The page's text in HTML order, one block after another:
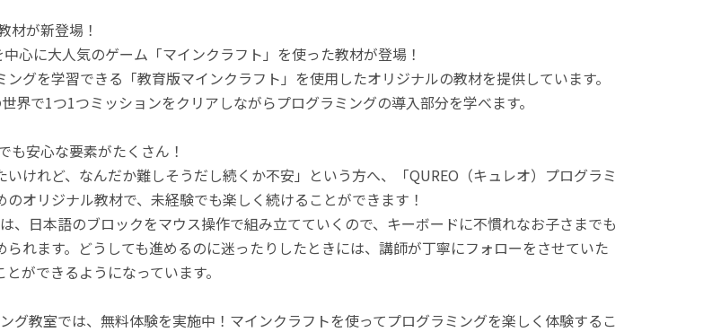
が新登場！
心に大人気のゲーム「マインクラフト」を使った教材が登場！
グを学習できる「教育版マインクラフト」を使用したオリジナルの教材を提供しています。
界で1つ1つミッションをクリアしながらプログラミングの導入部分を学べます。
安心な要素がたくさん！
いけれど、なんだか難しそうだし続くか不安」という方へ、「QUREO（キュレオ）プログラミ
オリジナル教材で、未経験でも楽しく続けることができます！
、日本語のブロックをマウス操作で組み立てていくので、キーボードに不慣れなお子さまでも
れます。どうしても進めるのに迷ったりしたときには、講師が丁寧にフォローをさせていた
ができるようになっています。
グ教室では、無料体験を実施中！マインクラフトを使ってプログラミングを楽しく体験するこ